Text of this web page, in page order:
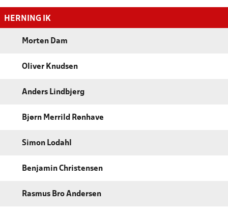
HERNING IK
Morten Dam
Oliver Knudsen
Anders Lindbjerg
Bjørn Merrild Rønhave
Simon Lodahl
Benjamin Christensen
Rasmus Bro Andersen